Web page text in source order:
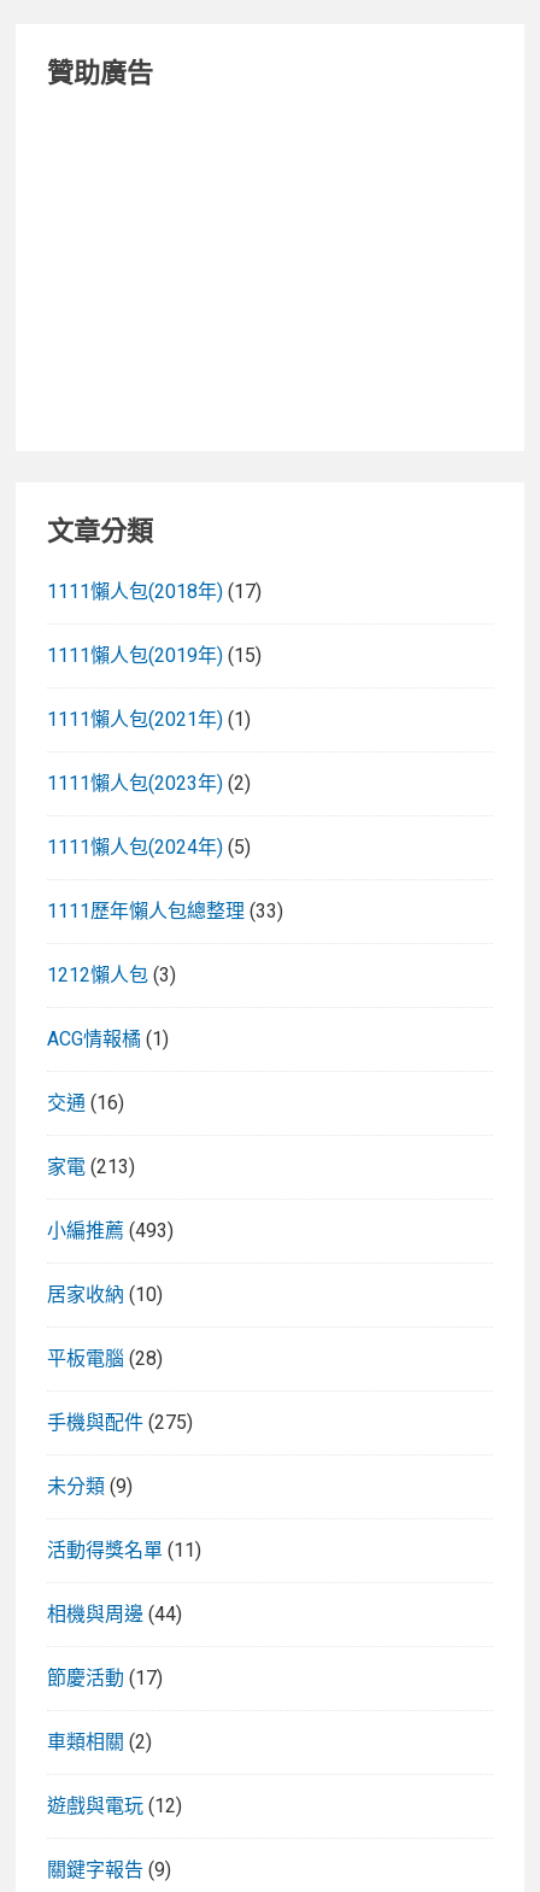
贊助廣告
文章分類
1111懶人包(2018年) (17)
1111懶人包(2019年) (15)
1111懶人包(2021年) (1)
1111懶人包(2023年) (2)
1111懶人包(2024年) (5)
1111歷年懶人包總整理 (33)
1212懶人包 (3)
ACG情報橘 (1)
交通 (16)
家電 (213)
小編推薦 (493)
居家收納 (10)
平板電腦 (28)
手機與配件 (275)
未分類 (9)
活動得獎名單 (11)
相機與周邊 (44)
節慶活動 (17)
車類相關 (2)
遊戲與電玩 (12)
關鍵字報告 (9)